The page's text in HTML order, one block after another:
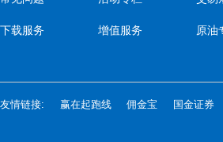
下载服务 增值服务 原油
友情链接: 赢在起跑线 佣金宝 国金证券